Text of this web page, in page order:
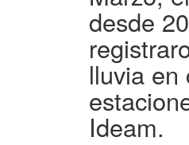
desde
lluvia en
Ideam.